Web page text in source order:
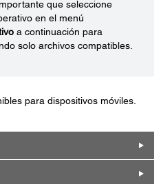
que seleccione
en el menú
a continuación para
solo archivos compatibles.
para dispositivos móviles.